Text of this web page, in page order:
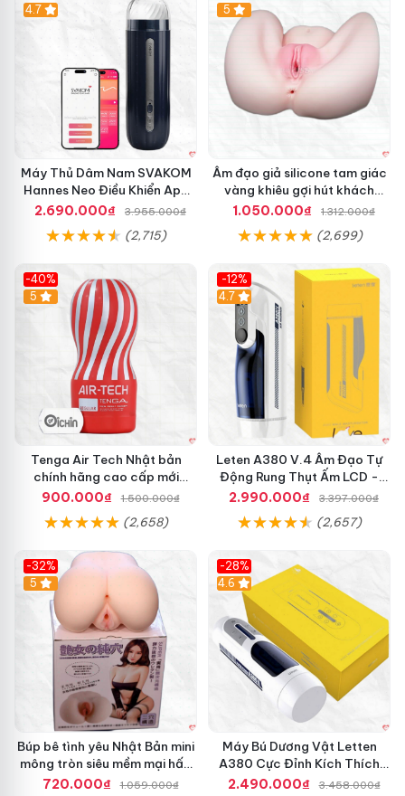
Hot
4.7
Máy Thủ Dâm Nam SVAKOM
Hannes Neo Điều Khiển App
Kích Thích
2.690.000₫ 3.955.000₫
(2,715)
Hot
5
Âm đạo giả silicone tam giác
vàng khiêu gợi hút khách
hàng nam
1.050.000₫ 1.312.000₫
(2,699)
-40%
Hot
5
Tenga Air Tech Nhật bản
chính hãng cao cấp mới
nguyên seal giá tốt
900.000₫ 1.500.000₫
(2,658)
-12%
Hot
4.7
Leten A380 V.4 Âm Đạo Tự
Động Rung Thụt Ấm LCD -
Cực Phê
2.990.000₫ 3.397.000₫
(2,657)
-32%
Hot
5
Búp bê tình yêu Nhật Bản mini
mông tròn siêu mềm mại hấp
dẫn
720.000₫ 1.059.000₫
-28%
Hot
4.6
Máy Bú Dương Vật Letten
A380 Cực Đỉnh Kích Thích
Mạnh Mẽ
2.490.000₫ 3.458.000₫